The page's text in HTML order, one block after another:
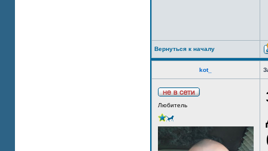
Вернуться к началу
kot_
Любитель